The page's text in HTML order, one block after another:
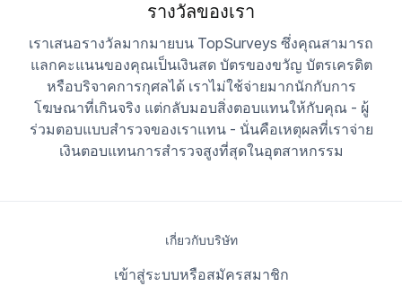
รางวัลของเรา
เราเสนอรางวัลมากมายบน TopSurveys ซึ่งคุณสามารถ
แลกคะแนนของคุณเป็นเงินสด บัตรของขวัญ บัตรเครดิต
หรือบริจาคการกุศลได้ เราไม่ใช้จ่ายมากนักกับการ
โฆษณาที่เกินจริง แต่กลับมอบสิ่งตอบแทนให้กับคุณ - ผู้
ร่วมตอบแบบสำรวจของเราแทน - นั่นคือเหตุผลที่เราจ่าย
เงินตอบแทนการสำรวจสูงที่สุดในอุตสาหกรรม
เกี่ยวกับบริษัท
เข้าสู่ระบบหรือสมัครสมาชิก